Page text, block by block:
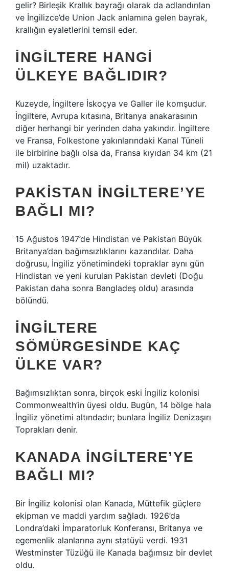
gelir? Birleşik Krallık bayrağı olarak da adlandırılan
ve İngilizce’de Union Jack anlamına gelen bayrak,
krallığın eyaletlerini temsil eder.
İNGILTERE HANGI
ÜLKEYE BAĞLIDIR?
Kuzeyde, İngiltere İskoçya ve Galler ile komşudur.
İngiltere, Avrupa kıtasına, Britanya anakarasının
diğer herhangi bir yerinden daha yakındır. İngiltere
ve Fransa, Folkestone yakınlarındaki Kanal Tüneli
ile birbirine bağlı olsa da, Fransa kıyıdan 34 km (21
mil) uzaktadır.
PAKISTAN İNGILTERE’YE
BAĞLI MI?
15 Ağustos 1947’de Hindistan ve Pakistan Büyük
Britanya’dan bağımsızlıklarını kazandılar. Daha
doğrusu, İngiliz yönetimindeki topraklar aynı gün
Hindistan ve yeni kurulan Pakistan devleti (Doğu
Pakistan daha sonra Bangladeş oldu) arasında
bölündü.
İNGILTERE
SÖMÜRGESINDE KAÇ
ÜLKE VAR?
Bağımsızlıktan sonra, birçok eski İngiliz kolonisi
Commonwealth’in üyesi oldu. Bugün, 14 bölge hala
İngiliz yönetimi altındadır; bunlara İngiliz Denizaşırı
Toprakları denir.
KANADA İNGILTERE’YE
BAĞLI MI?
Bir İngiliz kolonisi olan Kanada, Müttefik güçlere
ekipman ve maddi yardım sağladı. 1926’da
Londra’daki İmparatorluk Konferansı, Britanya ve
egemenlik alanlarına aynı statüyü verdi. 1931
Westminster Tüzüğü ile Kanada bağımsız bir devlet
oldu.